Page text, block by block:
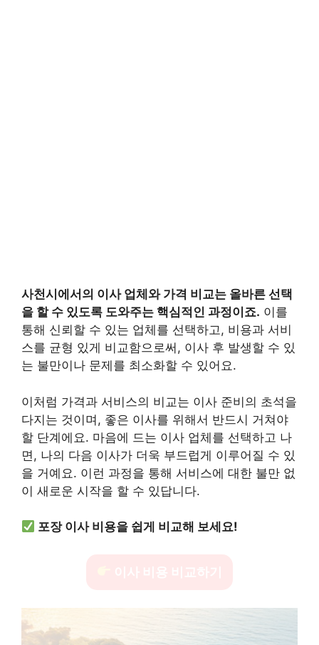
사천시에서의 이사 업체와 가격 비교는 올바른 선택
을 할 수 있도록 도와주는 핵심적인 과정이죠. 이를
통해 신뢰할 수 있는 업체를 선택하고, 비용과 서비
스를 균형 있게 비교함으로써, 이사 후 발생할 수 있
는 불만이나 문제를 최소화할 수 있어요.
이처럼 가격과 서비스의 비교는 이사 준비의 초석을
다지는 것이며, 좋은 이사를 위해서 반드시 거쳐야
할 단계에요. 마음에 드는 이사 업체를 선택하고 나
면, 나의 다음 이사가 더욱 부드럽게 이루어질 수 있
을 거예요. 이런 과정을 통해 서비스에 대한 불만 없
이 새로운 시작을 할 수 있답니다.
포장 이사 비용을 쉽게 비교해 보세요!